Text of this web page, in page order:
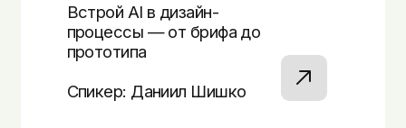
Встрой AI в дизайн-
процессы — от брифа до
прототипа
Спикер: Даниил Шишко